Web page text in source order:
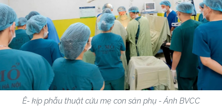
Ê- kíp phẫu thuật cứu mẹ con sản phụ - Ảnh BVCC